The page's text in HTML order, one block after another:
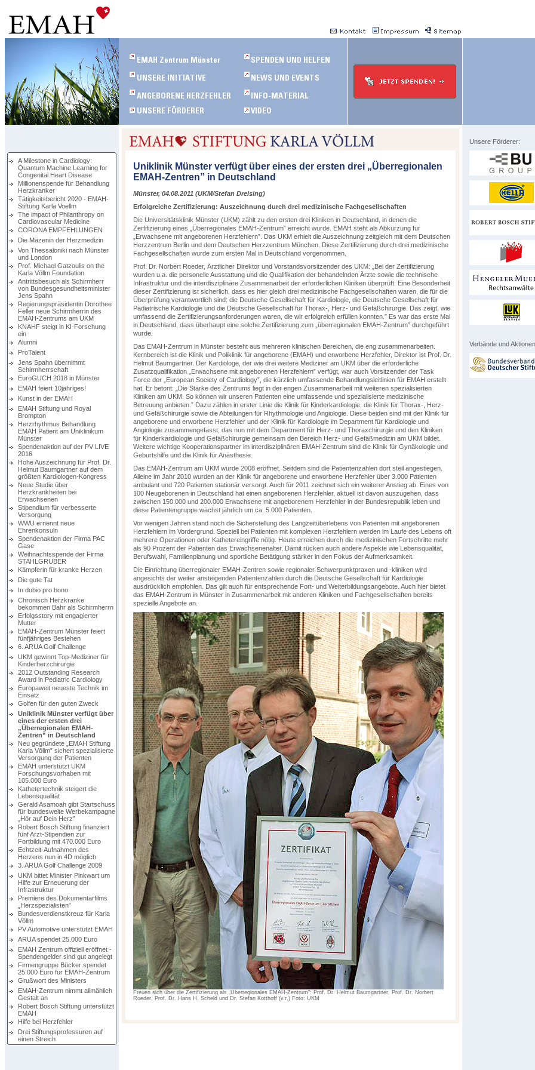
A Milestone in Cardiology:
Quantum Machine Learning for
Congenital Heart Disease
Millionenspende für Behandlung
Herzkranker
Tätigkeitsbericht 2020 - EMAH-
Stiftung Karla Voellm
The impact of Philanthropy on
Cardiovascular Medicine
CORONA EMPFEHLUNGEN
Die Mäzenin der Herzmedizin
Von Thessaloniki nach Münster
und London
Prof. Michael Gatzoulis on the
Karla Völlm Foundation
Antrittsbesuch als Schirmherr
von Bundesgesundheitsminister
Jens Spahn
Regierungspräsidentin Dorothee
Feller neue Schirmherrin des
EMAH-Zentrums am UKM
KNAHF steigt in KI-Forschung
ein
Alumni
ProTalent
Jens Spahn übernimmt
Schirmherrschaft
EuroGUCH 2018 in Münster
EMAH feiert 10jähriges!
Kunst in der EMAH
EMAH Stiftung und Royal
Brompton
Herzrhythmus Behandlung
EMAH Patient am Uniklinikum
Münster
Spendenaktion auf der PV LIVE
2016
Hohe Auszeichnung für Prof. Dr.
Helmut Baumgartner auf dem
größten Kardiologen-Kongress
Neue Studie über
Herzkrankheiten bei
Erwachsenen
Stipendium für verbesserte
Versorgung
WWU ernennt neue
Ehrenkonsuln
Spendenaktion der Firma PAC
Gase
Weihnachtsspende der Firma
STAHLGRUBER
Kämpferin für kranke Herzen
Die gute Tat
In dubio pro bono
Chronisch Herzkranke
bekommen Bahr als Schirmherrn
Erfolgsstory mit engagierter
Mutter
EMAH-Zentrum Münster feiert
fünfjähriges Bestehen
6. ARUA Golf Challenge
UKM gewinnt Top-Mediziner für
Kinderherzchirurgie
2012 Outstanding Research
Award in Pediatric Cardiology
Europaweit neueste Technik im
Einsatz
Golfen für den guten Zweck
Uniklinik Münster verfügt über
eines der ersten drei
„Überregionalen EMAH-
Zentren” in Deutschland
Neu gegründete „EMAH Stiftung
Karla Völlm” sichert spezialisierte
Versorgung der Patienten
EMAH unterstützt UKM
Forschungsvorhaben mit
105.000 Euro
Kathetertechnik steigert die
Lebensqualität
Gerald Asamoah gibt Startschuss
für bundesweite Werbekampagne
„Hör auf Dein Herz”
Robert Bosch Stiftung finanziert
fünf Arzt-Stipendien zur
Fortbildung mit 470.000 Euro
Echtzeit-Aufnahmen des
Herzens nun in 4D möglich
3. ARUA Golf Challenge 2009
UKM bittet Minister Pinkwart um
Hilfe zur Erneuerung der
Infrastruktur
Premiere des Dokumentarfilms
„Herzspezialisten”
Bundesverdienstkreuz für Karla
Völlm
PV Automotive unterstützt EMAH
ARUA spendet 25.000 Euro
EMAH Zentrum offiziell eröffnet -
Spendengelder sind gut angelegt
Firmengruppe Bücker spendet
25.000 Euro für EMAH-Zentrum
Grußwort des Ministers
EMAH-Zentrum nimmt allmählich
Gestalt an
Robert Bosch Stiftung unterstützt
EMAH
Hilfe bei Herzfehler
Drei Stiftungsprofessuren auf
einen Streich
Uniklinik Münster verfügt über eines der ersten drei „Überregionalen
EMAH-Zentren” in Deutschland
Münster, 04.08.2011 (UKM/Stefan Dreising)
Erfolgreiche Zertifizierung: Auszeichnung durch drei medizinische Fachgesellschaften
Die Universitätsklinik Münster (UKM) zählt zu den ersten drei Kliniken in Deutschland, in denen die
Zertifizierung eines „Überregionales EMAH-Zentrum” erreicht wurde. EMAH steht als Abkürzung für
„Erwachsene mit angeborenen Herzfehlern”. Das UKM erhielt die Auszeichnung zeitgleich mit dem Deutschen
Herzzentrum Berlin und dem Deutschen Herzzentrum München. Diese Zertifizierung durch drei medizinische
Fachgesellschaften wurde zum ersten Mal in Deutschland vorgenommen.
Prof. Dr. Norbert Roeder, Ärztlicher Direktor und Vorstandsvorsitzender des UKM: „Bei der Zertifizierung
wurden u.a. die personelle Ausstattung und die Qualifikation der behandelnden Ärzte sowie die technische
Infrastruktur und die interdisziplinäre Zusammenarbeit der erforderlichen Kliniken überprüft. Eine Besonderheit
dieser Zertifizierung ist sicherlich, dass es hier gleich drei medizinische Fachgesellschaften waren, die für die
Überprüfung verantwortlich sind: die Deutsche Gesellschaft für Kardiologie, die Deutsche Gesellschaft für
Pädiatrische Kardiologie und die Deutsche Gesellschaft für Thorax-, Herz- und Gefäßchirurgie. Das zeigt, wie
umfassend die Zertifizierungsanforderungen waren, die wir erfolgreich erfüllen konnten.” Es war das erste Mal
in Deutschland, dass überhaupt eine solche Zertifizierung zum „überregionalen EMAH-Zentrum” durchgeführt
wurde.
Das EMAH-Zentrum in Münster besteht aus mehreren klinischen Bereichen, die eng zusammenarbeiten.
Kernbereich ist die Klinik und Poliklinik für angeborene (EMAH) und erworbene Herzfehler, Direktor ist Prof. Dr.
Helmut Baumgartner. Der Kardiologe, der wie drei weitere Mediziner am UKM über die erforderliche
Zusatzqualifikation „Erwachsene mit angeborenen Herzfehlern” verfügt, war auch Vorsitzender der Task
Force der „European Society of Cardiology”, die kürzlich umfassende Behandlungsleitlinien für EMAH erstellt
hat. Er betont: „Die Stärke des Zentrums liegt in der engen Zusammenarbeit mit weiteren spezialisierten
Kliniken am UKM. So können wir unseren Patienten eine umfassende und spezialisierte medizinische
Betreuung anbieten.” Dazu zählen in erster Linie die Klinik für Kinderkardiologie, die Klinik für Thorax-, Herz-
und Gefäßchirurgie sowie die Abteilungen für Rhythmologie und Angiologie. Diese beiden sind mit der Klinik für
angeborene und erworbene Herzfehler und der Klinik für Kardiologie im Department für Kardiologie und
Angiologie zusammengefasst, das nun mit dem Department für Herz- und Thoraxchirurgie und den Kliniken
für Kinderkardiologie und Gefäßchirurgie gemeinsam den Bereich Herz- und Gefäßmedizin am UKM bildet.
Weitere wichtige Kooperationspartner im interdisziplinären EMAH-Zentrum sind die Klinik für Gynäkologie und
Geburtshilfe und die Klinik für Anästhesie.
Das EMAH-Zentrum am UKM wurde 2008 eröffnet. Seitdem sind die Patientenzahlen dort steil angestiegen.
Alleine im Jahr 2010 wurden an der Klinik für angeborene und erworbene Herzfehler über 3.000 Patienten
ambulant und 720 Patienten stationär versorgt. Auch für 2011 zeichnet sich ein weiterer Anstieg ab. Eines von
100 Neugeborenen in Deutschland hat einen angeborenen Herzfehler, aktuell ist davon auszugehen, dass
zwischen 150.000 und 200.000 Erwachsene mit angeborenem Herzfehler in der Bundesrepublik leben und
diese Patientengruppe wächst jährlich um ca. 5.000 Patienten.
Vor wenigen Jahren stand noch die Sicherstellung des Langzeitüberlebens von Patienten mit angeborenen
Herzfehlern im Vordergrund. Speziell bei Patienten mit komplexen Herzfehlern werden im Laufe des Lebens oft
mehrere Operationen oder Kathetereingriffe nötig. Heute erreichen durch die medizinischen Fortschritte mehr
als 90 Prozent der Patienten das Erwachsenenalter. Damit rücken auch andere Aspekte wie Lebensqualität,
Berufswahl, Familienplanung und sportliche Betätigung stärker in den Fokus der Aufmerksamkeit.
Die Einrichtung überregionaler EMAH-Zentren sowie regionaler Schwerpunktpraxen und -kliniken wird
angesichts der weiter ansteigenden Patientenzahlen durch die Deutsche Gesellschaft für Kardiologie
ausdrücklich empfohlen. Das gilt auch für entsprechende Fort- und Weiterbildungsangebote. Auch hier bietet
das EMAH-Zentrum in Münster in Zusammenarbeit mit anderen Kliniken und Fachgesellschaften bereits
spezielle Angebote an.
Freuen sich über die Zertifizierung als „Überregionales EMAH-Zentrum”: Prof. Dr. Helmut Baumgartner, Prof. Dr. Norbert
Roeder, Prof. Dr. Hans H. Scheld und Dr. Stefan Kotthoff (v.r.) Foto: UKM
Unsere Förderer:
Verbände und